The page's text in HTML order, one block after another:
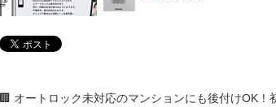
🏢 オートロック未対応のマンションにも後付けOK！